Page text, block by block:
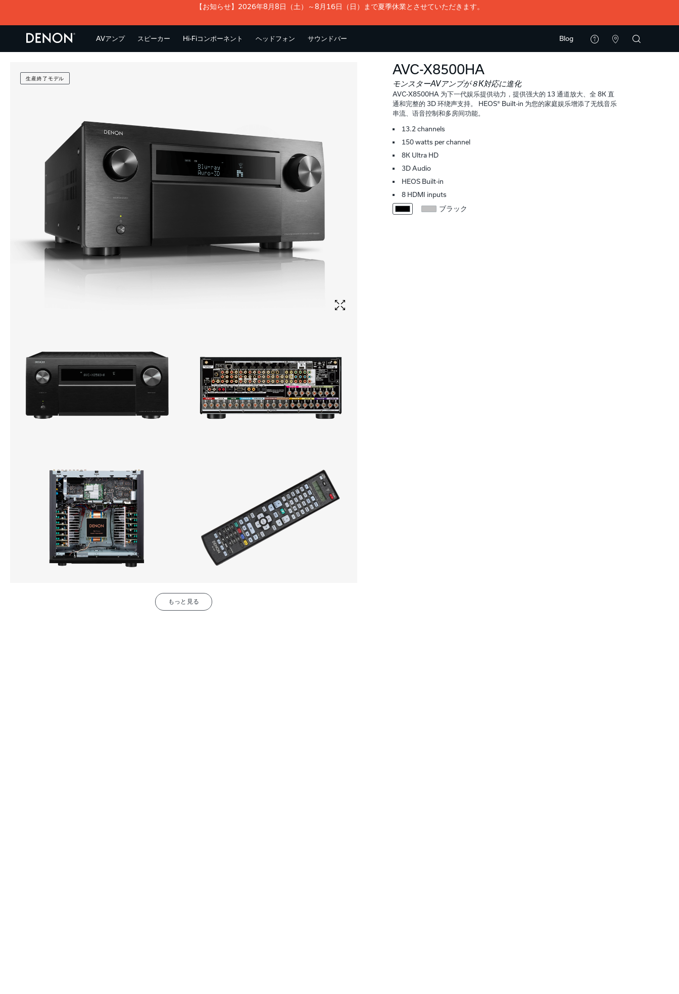
【お知らせ】2026年8月8日（土）～8月16日（日）まで夏季休業とさせていただきます。
AVアンプ スピーカー Hi-Fiコンポーネント ヘッドフォン サウンドバー Blog
生産終了モデル
もっと見る
AVC-X8500HA
モンスターAVアンプが８K対応に進化
AVC-X8500HA 为下一代娱乐提供动力，提供强大的 13 通道放大、全 8K 直
通和完整的 3D 环绕声支持。 HEOS® Built-in 为您的家庭娱乐增添了无线音乐
串流、语音控制和多房间功能。
13.2 channels
150 watts per channel
8K Ultra HD
3D Audio
HEOS Built-in
8 HDMI inputs
ブラック